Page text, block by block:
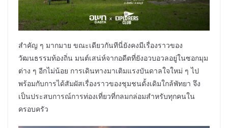
สำคัญ ๆ มากมาย ขณะเดียวกันทีนี่ยังคงมีเรื่องราวของ
วัฒนธรรมท้องถิ่น มนต์เสน่ห์จากอดีตที่ยังอวบอวลอยู่ในซอกมุม
ต่าง ๆ อีกไม่น้อย การเดินทางมาเติมแรงบันดาลใจใหม่ ๆ ไป
พร้อมกับการได้สัมผัสเรื่องราวของชุมชนดั้งเดิมใกล้พัทยา จึง
เป็นประสบการณ์การท่องเที่ยวที่กลมกล่อมสำหรับทุกคนใน
ครอบครัว